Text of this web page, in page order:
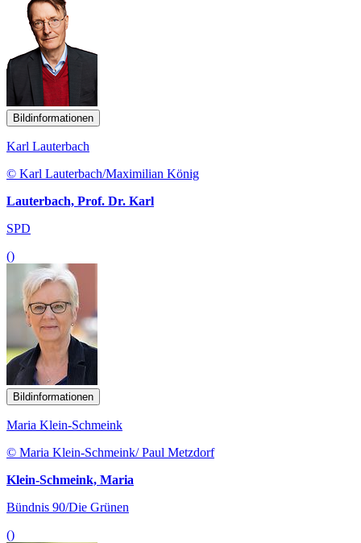
Bildinformationen
Karl Lauterbach
© Karl Lauterbach/Maximilian König
Lauterbach, Prof. Dr. Karl
SPD
()
Bildinformationen
Maria Klein-Schmeink
© Maria Klein-Schmeink/ Paul Metzdorf
Klein-Schmeink, Maria
Bündnis 90/Die Grünen
()